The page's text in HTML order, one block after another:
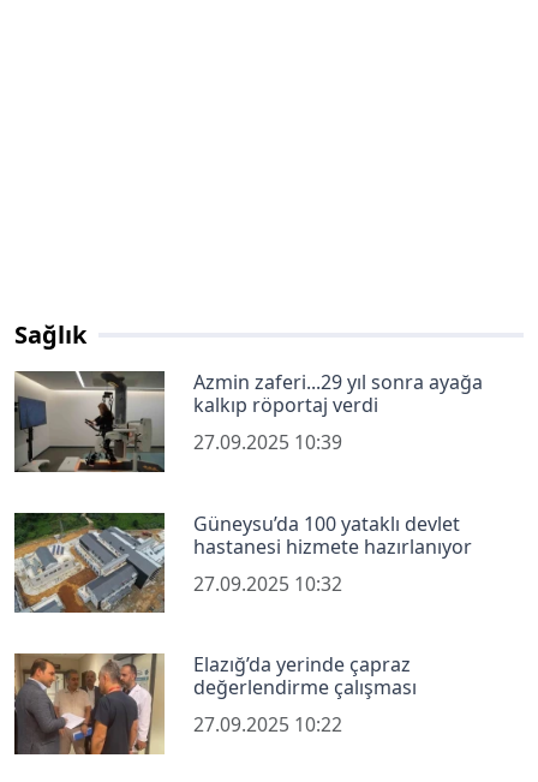
Sağlık
Azmin zaferi...29 yıl sonra ayağa
kalkıp röportaj verdi
27.09.2025 10:39
Güneysu’da 100 yataklı devlet
hastanesi hizmete hazırlanıyor
27.09.2025 10:32
Elazığ’da yerinde çapraz
değerlendirme çalışması
27.09.2025 10:22